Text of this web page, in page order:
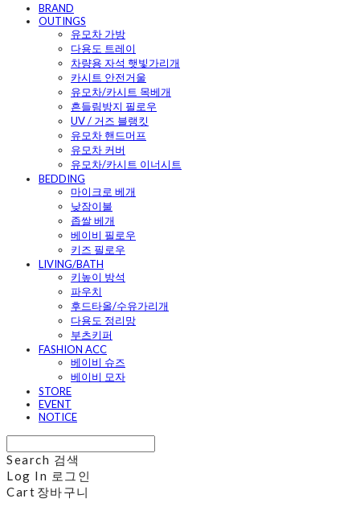
BRAND
OUTINGS
유모차 가방
다용도 트레이
차량용 자석 햇빛가리개
카시트 안전거울
유모차/카시트 목베개
흔들림방지 필로우
UV / 거즈 블랭킷
유모차 핸드머프
유모차 커버
유모차/카시트 이너시트
BEDDING
마이크로 베개
낮잠이불
좁쌀 베개
베이비 필로우
키즈 필로우
LIVING/BATH
키높이 방석
파우치
후드타올/수유가리개
다용도 정리망
부츠키퍼
FASHION ACC
베이비 슈즈
베이비 모자
STORE
EVENT
NOTICE
Search 검색
Log In 로그인
Cart 장바구니